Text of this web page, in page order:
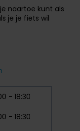
naartoe kunt als
je je fiets wil
- 18:30
- 18:30